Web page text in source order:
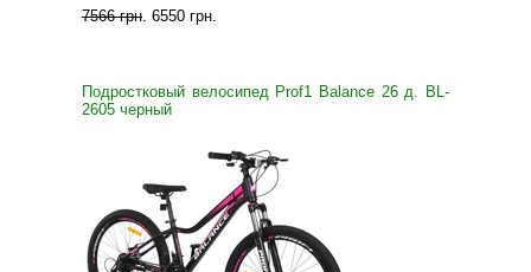
7566 грн. 6550 грн.
Подростковый велосипед Prof1 Balance 26 д. BL-
2605 черный